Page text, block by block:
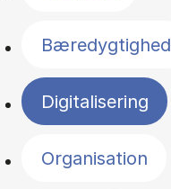
Bæredygtighed
Digitalisering
Organisation